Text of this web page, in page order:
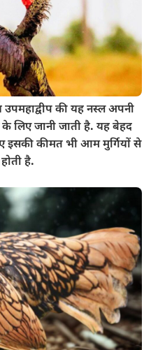
की यह नस्ल अपनी
लिए जानी जाती है. यह बेहद
इसकी कीमत भी आम मुर्गियों से
है.